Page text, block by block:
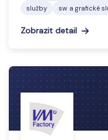
Tyto služby
publikem.
služby
sw a grafické
Zobrazit detail